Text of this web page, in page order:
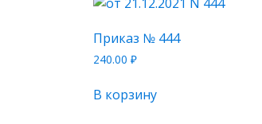
Приказ № 444
240.00 ₽
В корзину